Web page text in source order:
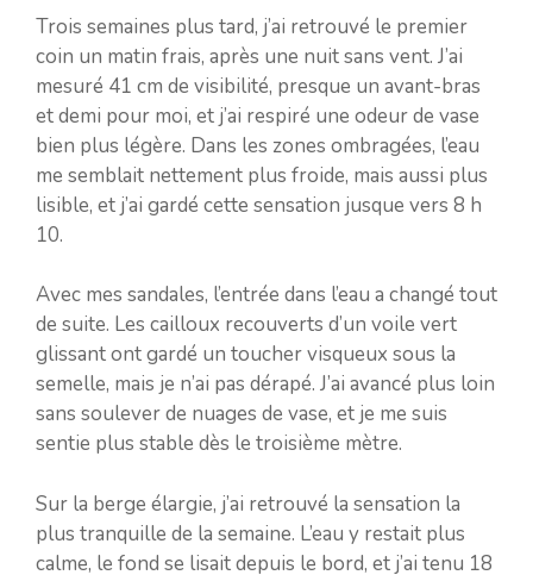
Trois semaines plus tard, j’ai retrouvé le premier
coin un matin frais, après une nuit sans vent. J’ai
mesuré 41 cm de visibilité, presque un avant-bras
et demi pour moi, et j’ai respiré une odeur de vase
bien plus légère. Dans les zones ombragées, l’eau
me semblait nettement plus froide, mais aussi plus
lisible, et j’ai gardé cette sensation jusque vers 8 h
10.
Avec mes sandales, l’entrée dans l’eau a changé tout
de suite. Les cailloux recouverts d’un voile vert
glissant ont gardé un toucher visqueux sous la
semelle, mais je n’ai pas dérapé. J’ai avancé plus loin
sans soulever de nuages de vase, et je me suis
sentie plus stable dès le troisième mètre.
Sur la berge élargie, j’ai retrouvé la sensation la
plus tranquille de la semaine. L’eau y restait plus
calme, le fond se lisait depuis le bord, et j’ai tenu 18